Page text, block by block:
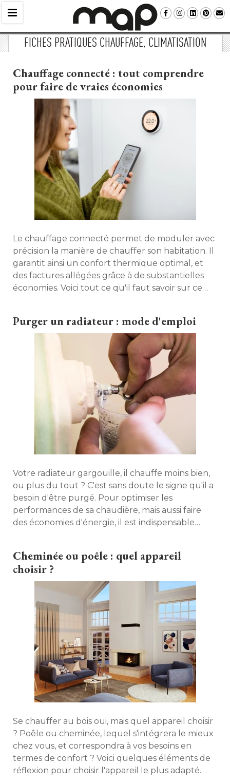
FICHES PRATIQUES CHAUFFAGE, CLIMATISATION
Chauffage connecté : tout comprendre
pour faire de vraies économies
Le chauffage connecté permet de moduler avec
précision la manière de chauffer son habitation. Il
garantit ainsi un confort thermique optimal, et
des factures allégées grâce à de substantielles
économies. Voici tout ce qu'il faut savoir sur ce
Purger un radiateur : mode d'emploi
Votre radiateur gargouille, il chauffe moins bien,
ou plus du tout ? C'est sans doute le signe qu'il a
besoin d'être purgé. Pour optimiser les
performances de sa chaudière, mais aussi faire
des économies d'énergie, il est indispensable
fonctionnement.
Cheminée ou poêle : quel appareil
choisir ?
Se chauffer au bois oui, mais quel appareil choisir
? Poêle ou cheminée, lequel s'intégrera le mieux
chez vous, et correspondra à vos besoins en
termes de confort ? Voici quelques éléments de
réflexion pour choisir l'appareil le plus adapté.